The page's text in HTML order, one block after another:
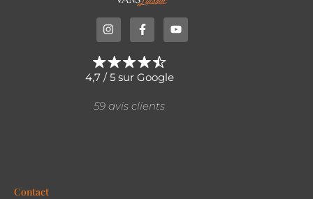
4,7 / 5 sur Google
59 avis clients
Contact